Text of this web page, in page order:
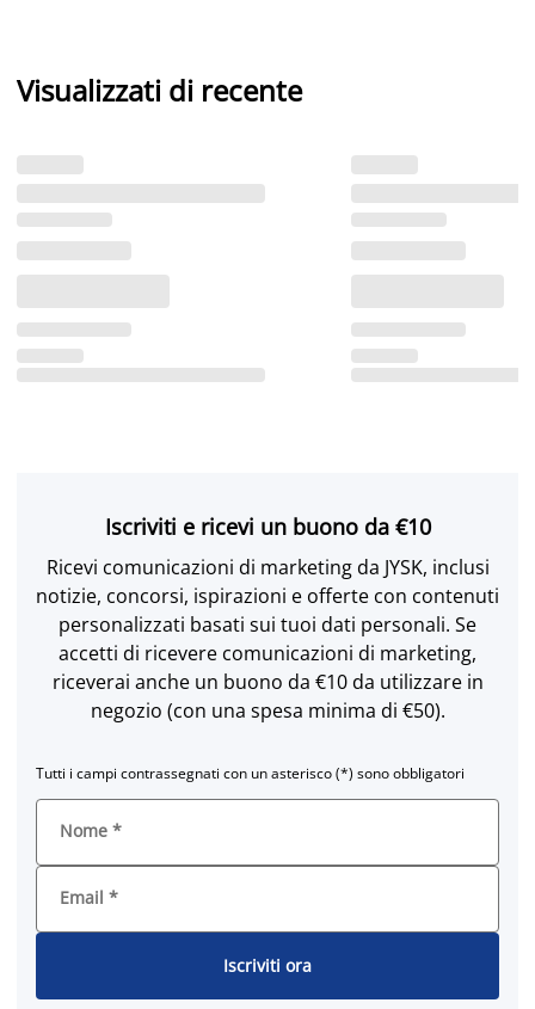
Visualizzati di recente
Iscriviti e ricevi un buono da €10
Ricevi comunicazioni di marketing da JYSK, inclusi
notizie, concorsi, ispirazioni e offerte con contenuti
personalizzati basati sui tuoi dati personali. Se
accetti di ricevere comunicazioni di marketing,
riceverai anche un buono da €10 da utilizzare in
negozio (con una spesa minima di €50).
Tutti i campi contrassegnati con un asterisco (*) sono obbligatori
Nome *
Email *
Iscriviti ora